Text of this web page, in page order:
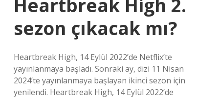
Heartbreak High 2.
sezon çıkacak mı?
Heartbreak High, 14 Eylül 2022’de Netflix’te
yayınlanmaya başladı. Sonraki ay, dizi 11 Nisan
2024’te yayınlanmaya başlayan ikinci sezon için
yenilendi. Heartbreak High, 14 Eylül 2022’de